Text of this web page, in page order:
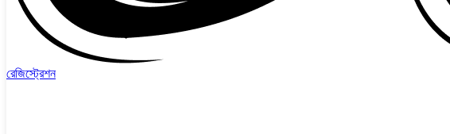
রেজিস্ট্রেশন